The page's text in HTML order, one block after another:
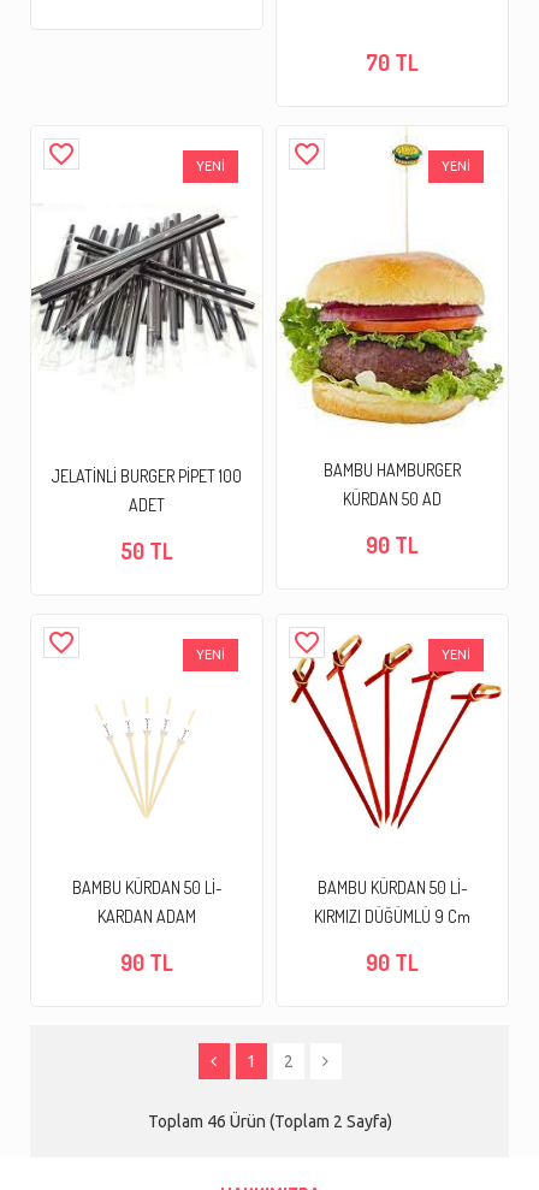
70 TL
favorite_border YENİ
JELATİNLİ BURGER PİPET 100
ADET
50 TL
favorite_border YENİ
BAMBU HAMBURGER
KÜRDAN 50 AD
90 TL
favorite_border YENİ
BAMBU KÜRDAN 50 Lİ-
KARDAN ADAM
90 TL
favorite_border YENİ
BAMBU KÜRDAN 50 Lİ-
KIRMIZI DÜĞÜMLÜ 9 Cm
90 TL
1 2
Toplam 46 Ürün (Toplam 2 Sayfa)